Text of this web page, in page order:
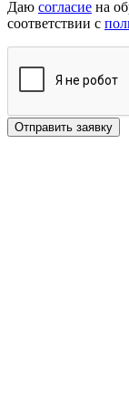
Даю согласие на
соответствии с
Отправить заявку